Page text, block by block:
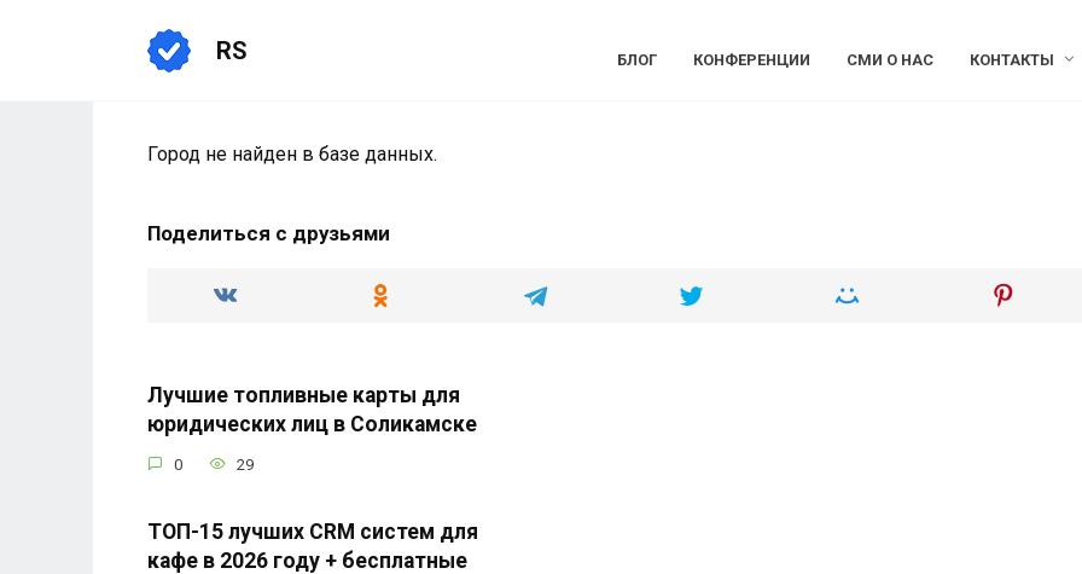
RS БЛОГ КОНФЕРЕНЦИИ СМИ О НАС КОНТАКТЫ
Город не найден в базе данных.
Поделиться с друзьями
Лучшие топливные карты для
юридических лиц в Соликамске
0 29
ТОП-15 лучших CRM систем для
кафе в 2026 году + бесплатные